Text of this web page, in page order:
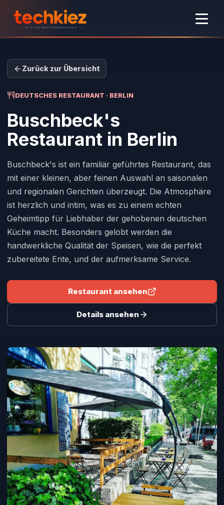
Zurück zur Übersicht
DEUTSCHES RESTAURANT · BERLIN
Buschbeck's
Restaurant in Berlin
Buschbeck's ist ein familiär geführtes Restaurant, das
mit einer kleinen, aber feinen Auswahl an saisonalen
und regionalen Gerichten überzeugt. Die Atmosphäre
ist herzlich und intim, was es zu einem echten
Geheimtipp für Liebhaber der gehobenen deutschen
Küche macht. Besonders gelobt werden die
handwerkliche Qualität der Speisen, wie die perfekt
zubereitete Ente, und der aufmerksame Service.
Restaurant ansehen
Details ansehen